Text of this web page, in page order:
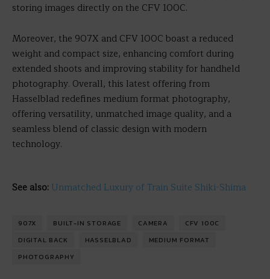
storing images directly on the CFV 100C.
Moreover, the 907X and CFV 100C boast a reduced
weight and compact size, enhancing comfort during
extended shoots and improving stability for handheld
photography. Overall, this latest offering from
Hasselblad redefines medium format photography,
offering versatility, unmatched image quality, and a
seamless blend of classic design with modern
technology.
See also: Unmatched Luxury of Train Suite Shiki-Shima
907X BUILT-IN STORAGE CAMERA
CFV 100C
DIGITAL BACK
HASSELBLAD
MEDIUM FORMAT
PHOTOGRAPHY